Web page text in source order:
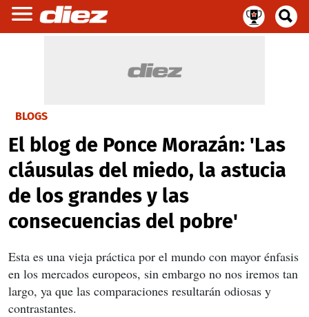
BLOGS
El blog de Ponce Morazán: 'Las
cláusulas del miedo, la astucia
de los grandes y las
consecuencias del pobre'
Esta es una vieja práctica por el mundo con mayor énfasis
en los mercados europeos, sin embargo no nos iremos tan
largo, ya que las comparaciones resultarán odiosas y
contrastantes.